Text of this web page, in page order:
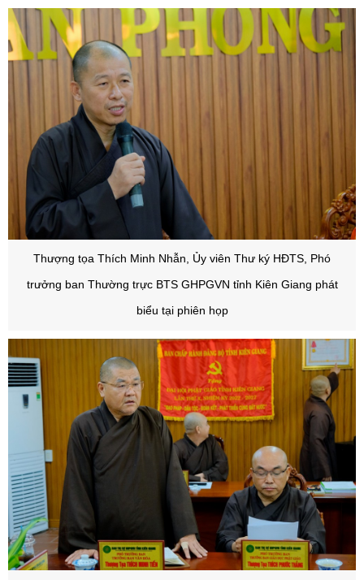
Thượng tọa Thích Minh Nhẫn, Ủy viên Thư ký HĐTS, Phó
trưởng ban Thường trực BTS GHPGVN tỉnh Kiên Giang phát
biểu tại phiên họp